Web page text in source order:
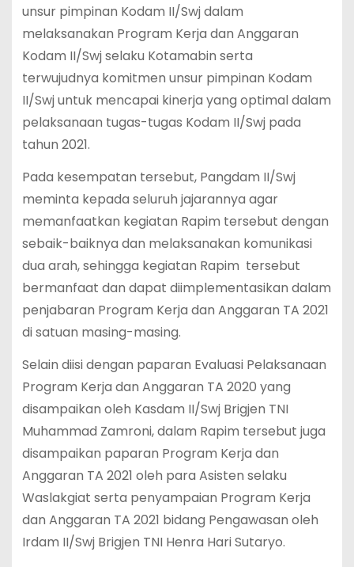
unsur pimpinan Kodam II/Swj dalam
melaksanakan Program Kerja dan Anggaran
Kodam II/Swj selaku Kotamabin serta
terwujudnya komitmen unsur pimpinan Kodam
II/Swj untuk mencapai kinerja yang optimal dalam
pelaksanaan tugas-tugas Kodam II/Swj pada
tahun 2021.
Pada kesempatan tersebut, Pangdam II/Swj
meminta kepada seluruh jajarannya agar
memanfaatkan kegiatan Rapim tersebut dengan
sebaik-baiknya dan melaksanakan komunikasi
dua arah, sehingga kegiatan Rapim tersebut
bermanfaat dan dapat diimplementasikan dalam
penjabaran Program Kerja dan Anggaran TA 2021
di satuan masing-masing.
Selain diisi dengan paparan Evaluasi Pelaksanaan
Program Kerja dan Anggaran TA 2020 yang
disampaikan oleh Kasdam II/Swj Brigjen TNI
Muhammad Zamroni, dalam Rapim tersebut juga
disampaikan paparan Program Kerja dan
Anggaran TA 2021 oleh para Asisten selaku
Waslakgiat serta penyampaian Program Kerja
dan Anggaran TA 2021 bidang Pengawasan oleh
Irdam II/Swj Brigjen TNI Henra Hari Sutaryo.